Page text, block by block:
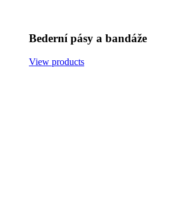
Bederní pásy a bandáže
View products